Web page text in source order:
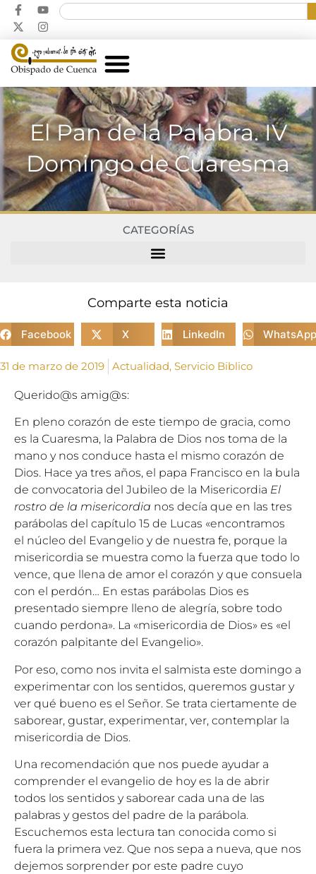
El Pan de la Palabra. IV
Domingo de Cuaresma
CATEGORÍAS
Comparte esta noticia
Facebook X LinkedIn WhatsApp
31 de marzo de 2019 Actualidad, Servicio Biblico
Querido@s amig@s:
En pleno corazón de este tiempo de gracia, como
es la Cuaresma, la Palabra de Dios nos toma de la
mano y nos conduce hasta el mismo corazón de
Dios. Hace ya tres años, el papa Francisco en la bula
de convocatoria del Jubileo de la Misericordia El
rostro de la misericordia nos decía que en las tres
parábolas del capítulo 15 de Lucas «encontramos
el núcleo del Evangelio y de nuestra fe, porque la
misericordia se muestra como la fuerza que todo lo
vence, que llena de amor el corazón y que consuela
con el perdón… En estas parábolas Dios es
presentado siempre lleno de alegría, sobre todo
cuando perdona». La «misericordia de Dios» es «el
corazón palpitante del Evangelio».
Por eso, como nos invita el salmista este domingo a
experimentar con los sentidos, queremos gustar y
ver qué bueno es el Señor. Se trata ciertamente de
saborear, gustar, experimentar, ver, contemplar la
misericordia de Dios.
Una recomendación que nos puede ayudar a
comprender el evangelio de hoy es la de abrir
todos los sentidos y saborear cada una de las
palabras y gestos del padre de la parábola.
Escuchemos esta lectura tan conocida como si
fuera la primera vez. Que nos sepa a nueva, que nos
dejemos sorprender por este padre cuyo